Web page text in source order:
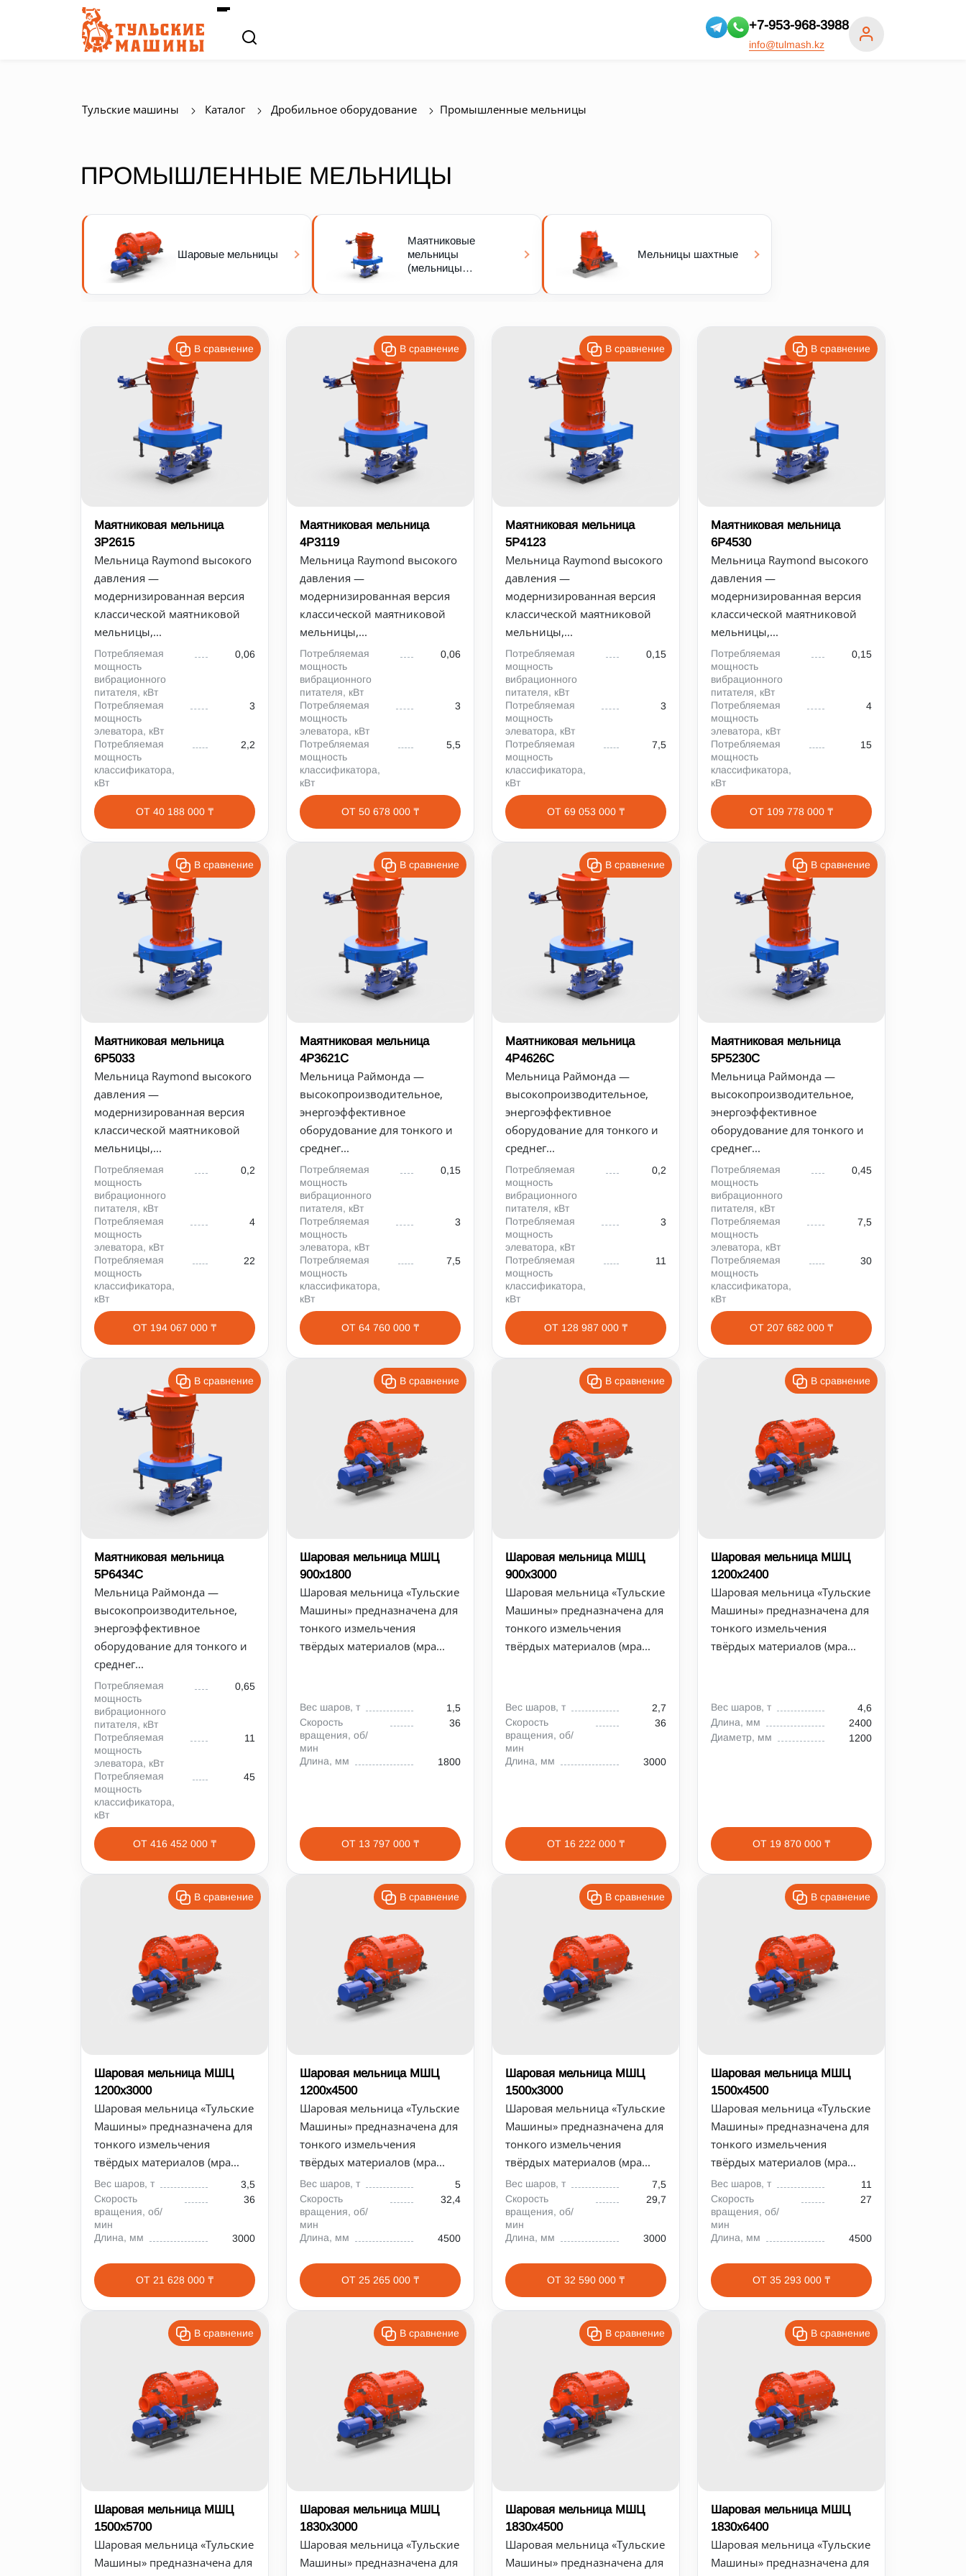
+7-953-968-3988
info@tulmash.kz
Тульские машины Каталог Дробильное оборудование Промышленные мельницы
ПРОМЫШЛЕННЫЕ МЕЛЬНИЦЫ
Шаровые мельницы
Маятниковые
мельницы
(мельницы
Мельницы шахтные
В сравнение
Маятниковая мельница
3Р2615
Мельница Raymond высокого
давления —
модернизированная версия
классической маятниковой
мельницы,...
Потребляемая
мощность
вибрационного
питателя, кВт
0,06
Потребляемая
мощность
элеватора, кВт
3
Потребляемая
мощность
классификатора,
кВт
2,2
ОТ 40 188 000 ₸
В сравнение
Маятниковая мельница
4Р3119
Мельница Raymond высокого
давления —
модернизированная версия
классической маятниковой
мельницы,...
Потребляемая
мощность
вибрационного
питателя, кВт
0,06
Потребляемая
мощность
элеватора, кВт
3
Потребляемая
мощность
классификатора,
кВт
5,5
ОТ 50 678 000 ₸
В сравнение
Маятниковая мельница
5Р4123
Мельница Raymond высокого
давления —
модернизированная версия
классической маятниковой
мельницы,...
Потребляемая
мощность
вибрационного
питателя, кВт
0,15
Потребляемая
мощность
элеватора, кВт
3
Потребляемая
мощность
классификатора,
кВт
7,5
ОТ 69 053 000 ₸
В сравнение
Маятниковая мельница
6Р4530
Мельница Raymond высокого
давления —
модернизированная версия
классической маятниковой
мельницы,...
Потребляемая
мощность
вибрационного
питателя, кВт
0,15
Потребляемая
мощность
элеватора, кВт
4
Потребляемая
мощность
классификатора,
кВт
15
ОТ 109 778 000 ₸
В сравнение
Маятниковая мельница
6Р5033
Мельница Raymond высокого
давления —
модернизированная версия
классической маятниковой
мельницы,...
Потребляемая
мощность
вибрационного
питателя, кВт
0,2
Потребляемая
мощность
элеватора, кВт
4
Потребляемая
мощность
классификатора,
кВт
22
ОТ 194 067 000 ₸
В сравнение
Маятниковая мельница
4Р3621С
Мельница Раймонда —
высокопроизводительное,
энергоэффективное
оборудование для тонкого и
среднег...
Потребляемая
мощность
вибрационного
питателя, кВт
0,15
Потребляемая
мощность
элеватора, кВт
3
Потребляемая
мощность
классификатора,
кВт
7,5
ОТ 64 760 000 ₸
В сравнение
Маятниковая мельница
4Р4626С
Мельница Раймонда —
высокопроизводительное,
энергоэффективное
оборудование для тонкого и
среднег...
Потребляемая
мощность
вибрационного
питателя, кВт
0,2
Потребляемая
мощность
элеватора, кВт
3
Потребляемая
мощность
классификатора,
кВт
11
ОТ 128 987 000 ₸
В сравнение
Маятниковая мельница
5Р5230С
Мельница Раймонда —
высокопроизводительное,
энергоэффективное
оборудование для тонкого и
среднег...
Потребляемая
мощность
вибрационного
питателя, кВт
0,45
Потребляемая
мощность
элеватора, кВт
7,5
Потребляемая
мощность
классификатора,
кВт
30
ОТ 207 682 000 ₸
В сравнение
Маятниковая мельница
5Р6434С
Мельница Раймонда —
высокопроизводительное,
энергоэффективное
оборудование для тонкого и
среднег...
Потребляемая
мощность
вибрационного
питателя, кВт
0,65
Потребляемая
мощность
элеватора, кВт
11
Потребляемая
мощность
классификатора,
кВт
45
ОТ 416 452 000 ₸
В сравнение
Шаровая мельница МШЦ
900х1800
Шаровая мельница «Тульские
Машины» предназначена для
тонкого измельчения
твёрдых материалов (мра...
Вес шаров, т
1,5
Скорость
вращения, об/
мин
36
Длина, мм 1800
ОТ 13 797 000 ₸
В сравнение
Шаровая мельница МШЦ
900х3000
Шаровая мельница «Тульские
Машины» предназначена для
тонкого измельчения
твёрдых материалов (мра...
Вес шаров, т
2,7
Скорость
вращения, об/
мин
36
Длина, мм 3000
ОТ 16 222 000 ₸
В сравнение
Шаровая мельница МШЦ
1200х2400
Шаровая мельница «Тульские
Машины» предназначена для
тонкого измельчения
твёрдых материалов (мра...
Вес шаров, т
4,6
Длина, мм
2400
Диаметр, мм
1200
ОТ 19 870 000 ₸
В сравнение
Шаровая мельница МШЦ
1200х3000
Шаровая мельница «Тульские
Машины» предназначена для
тонкого измельчения
твёрдых материалов (мра...
Вес шаров, т
3,5
Скорость
вращения, об/
мин
36
Длина, мм 3000
ОТ 21 628 000 ₸
В сравнение
Шаровая мельница МШЦ
1200х4500
Шаровая мельница «Тульские
Машины» предназначена для
тонкого измельчения
твёрдых материалов (мра...
Вес шаров, т
5
Скорость
вращения, об/
мин
32,4
Длина, мм 4500
ОТ 25 265 000 ₸
В сравнение
Шаровая мельница МШЦ
1500х3000
Шаровая мельница «Тульские
Машины» предназначена для
тонкого измельчения
твёрдых материалов (мра...
Вес шаров, т
7,5
Скорость
вращения, об/
мин
29,7
Длина, мм 3000
ОТ 32 590 000 ₸
В сравнение
Шаровая мельница МШЦ
1500х4500
Шаровая мельница «Тульские
Машины» предназначена для
тонкого измельчения
твёрдых материалов (мра...
Вес шаров, т
11
Скорость
вращения, об/
мин
27
Длина, мм 4500
ОТ 35 293 000 ₸
В сравнение
Шаровая мельница МШЦ
1500х5700
Шаровая мельница «Тульские
Машины» предназначена для
В сравнение
Шаровая мельница МШЦ
1830х3000
Шаровая мельница «Тульские
Машины» предназначена для
В сравнение
Шаровая мельница МШЦ
1830х4500
Шаровая мельница «Тульские
Машины» предназначена для
В сравнение
Шаровая мельница МШЦ
1830х6400
Шаровая мельница «Тульские
Машины» предназначена для